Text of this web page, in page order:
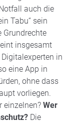
auch die
Tabu“ sein
Grundrechte
insgesamt
in
eine App in
ohne dass
vorliegen.
einzelnen?Wer
Die